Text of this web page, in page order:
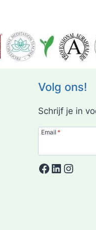
Volg ons!
Schrijf je in
Email *
Facebook
LinkedIn